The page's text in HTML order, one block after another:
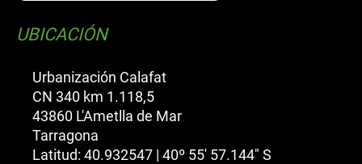
UBICACIÓN
Urbanización Calafat
CN 340 km 1.118,5
43860 L'Ametlla de Mar
Tarragona
Latitud: 40.932547 | 40º 55' 57.144" S